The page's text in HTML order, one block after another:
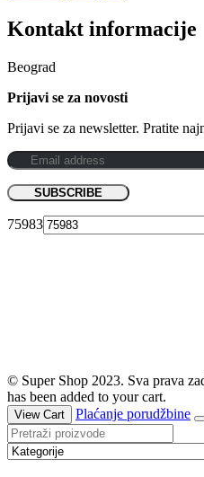
Kontakt informacije
Beograd
Prijavi se za novosti
Prijavi se za newsletter. Pratite
75983
© Super Shop 2023. Sva prava
has been added to your cart.
View Cart Plaćanje porudžbine